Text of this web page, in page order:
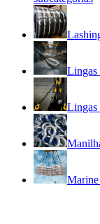
Lingas
Lingas